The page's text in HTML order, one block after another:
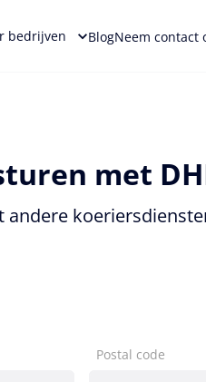
bedrijven BlogNeem contact
met
andere
Postal code